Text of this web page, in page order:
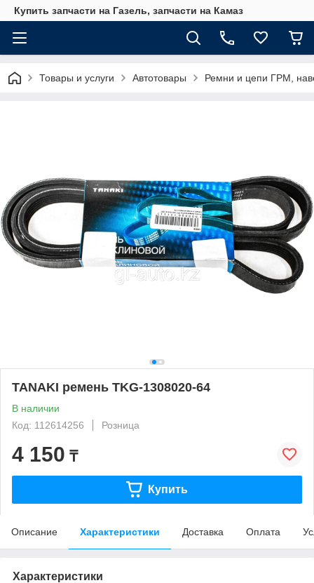
Купить запчасти на Газель, запчасти на Камаз
Товары и услуги Автотовары Ремни и цепи ГРМ,
TANAKI ремень TKG-1308020-64
В наличии
Код: 112614256
Розница
4 150 ₸
Купить
Описание Характеристики Доставка Оплата
Характеристики